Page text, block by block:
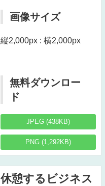
画像サイズ
縦2,000px : 横2,000px
無料ダウンロー
ド
JPEG (438KB)
PNG (1,292KB)
休憩するビジネス